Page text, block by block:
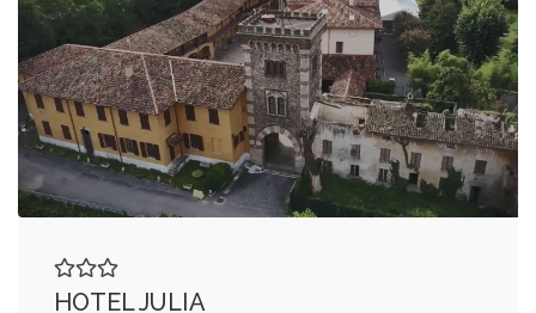
HOTEL JULIA